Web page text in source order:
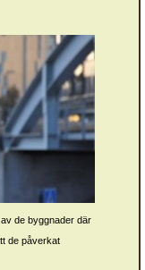
de byggnader där
de påverkat